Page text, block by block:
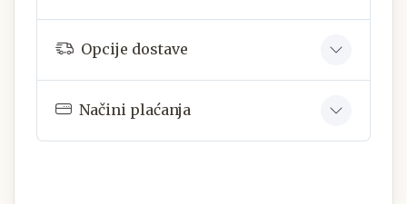
Opcije dostave
Načini plaćanja